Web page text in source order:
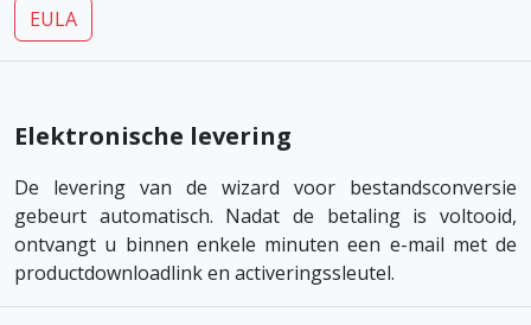
EULA
Elektronische levering
De levering van de wizard voor bestandsconversie
gebeurt automatisch. Nadat de betaling is voltooid,
ontvangt u binnen enkele minuten een e-mail met de
productdownloadlink en activeringssleutel.